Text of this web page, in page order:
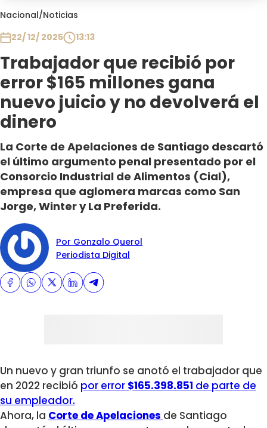
Nacional/Noticias
22/ 12/ 2025
13:13
Trabajador que recibió por
error $165 millones gana
nuevo juicio y no devolverá el
dinero
La Corte de Apelaciones de Santiago descartó
el último argumento penal presentado por el
Consorcio Industrial de Alimentos (Cial),
empresa que aglomera marcas como San
Jorge, Winter y La Preferida.
Por Gonzalo Querol
Periodista Digital
Un nuevo y gran triunfo se anotó el trabajador que
en 2022 recibió por error $165.398.851 de parte de
su empleador.
Ahora, la Corte de Apelaciones de Santiago
Club De La Comedia
Plan Perfecto
El Tiempo
Sabingo
Todos Los Programas